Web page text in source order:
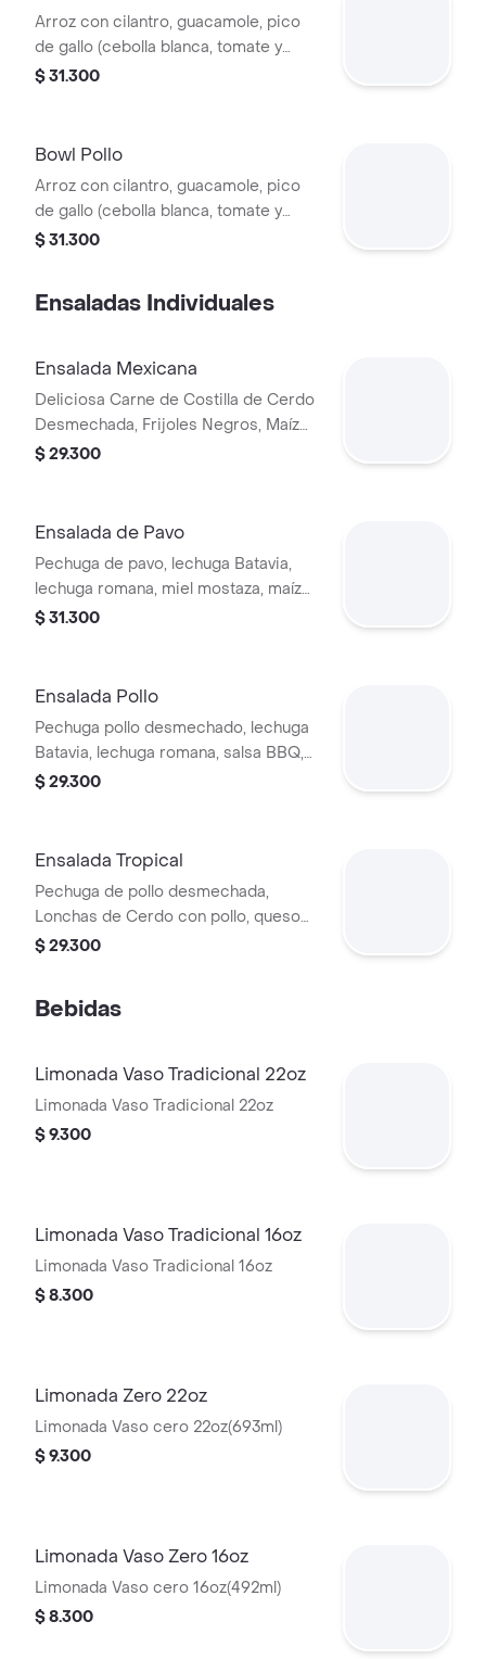
Arroz con cilantro, guacamole, pico
de gallo (cebolla blanca, tomate y
cilantro), carne de res desmechada,
$ 31.300
Bowl Pollo
Arroz con cilantro, guacamole, pico
de gallo (cebolla blanca, tomate y
cilantro), maíz tierno, hogo y pechuga
$ 31.300
Ensaladas Individuales
Ensalada Mexicana
Deliciosa Carne de Costilla de Cerdo
Desmechada, Frijoles Negros, Maíz
tierno, Queso mozzarella, Guacamole,
$ 29.300
Ensalada de Pavo
Pechuga de pavo, lechuga Batavia,
lechuga romana, miel mostaza, maíz
tierno, tomate chonto, croutones y
$ 31.300
Ensalada Pollo
Pechuga pollo desmechado, lechuga
Batavia, lechuga romana, salsa BBQ,
tomate chonto, queso mozzarella,
$ 29.300
Ensalada Tropical
Pechuga de pollo desmechada,
Lonchas de Cerdo con pollo, queso
amarillo, piña calada, lechuga batavia y
$ 29.300
Bebidas
Limonada Vaso Tradicional 22oz
Limonada Vaso Tradicional 22oz
$ 9.300
Limonada Vaso Tradicional 16oz
Limonada Vaso Tradicional 16oz
$ 8.300
Limonada Zero 22oz
Limonada Vaso cero 22oz(693ml)
$ 9.300
Limonada Vaso Zero 16oz
Limonada Vaso cero 16oz(492ml)
$ 8.300